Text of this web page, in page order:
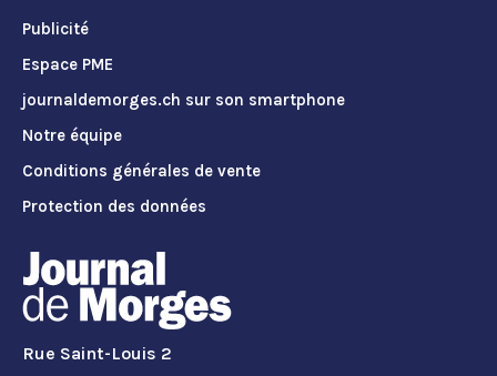
Publicité
Espace PME
journaldemorges.ch sur son smartphone
Notre équipe
Conditions générales de vente
Protection des données
Rue Saint-Louis 2